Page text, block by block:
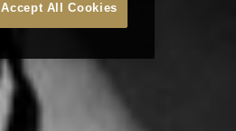
Accept All Cookies